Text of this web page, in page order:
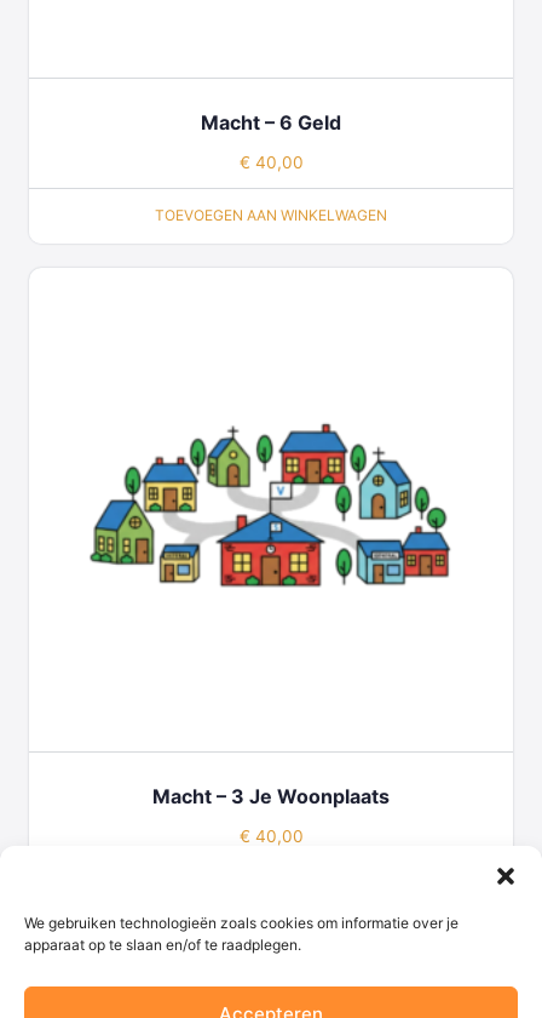
We gebruiken technologieën zoals cookies om informatie over je
apparaat op te slaan en/of te raadplegen.
Accepteren
Macht – 6 Geld
€ 40,00
TOEVOEGEN AAN WINKELWAGEN
Macht – 3 Je Woonplaats
€ 40,00